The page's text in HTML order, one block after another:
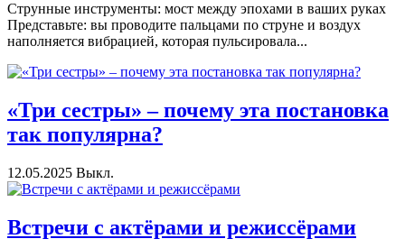
Струнные инструменты: мост между эпохами в ваших руках
Представьте: вы проводите пальцами по струне и воздух
наполняется вибрацией, которая пульсировала...
«Три сестры» – почему эта постановка
так популярна?
12.05.2025 Выкл.
Встречи с актёрами и режиссёрами